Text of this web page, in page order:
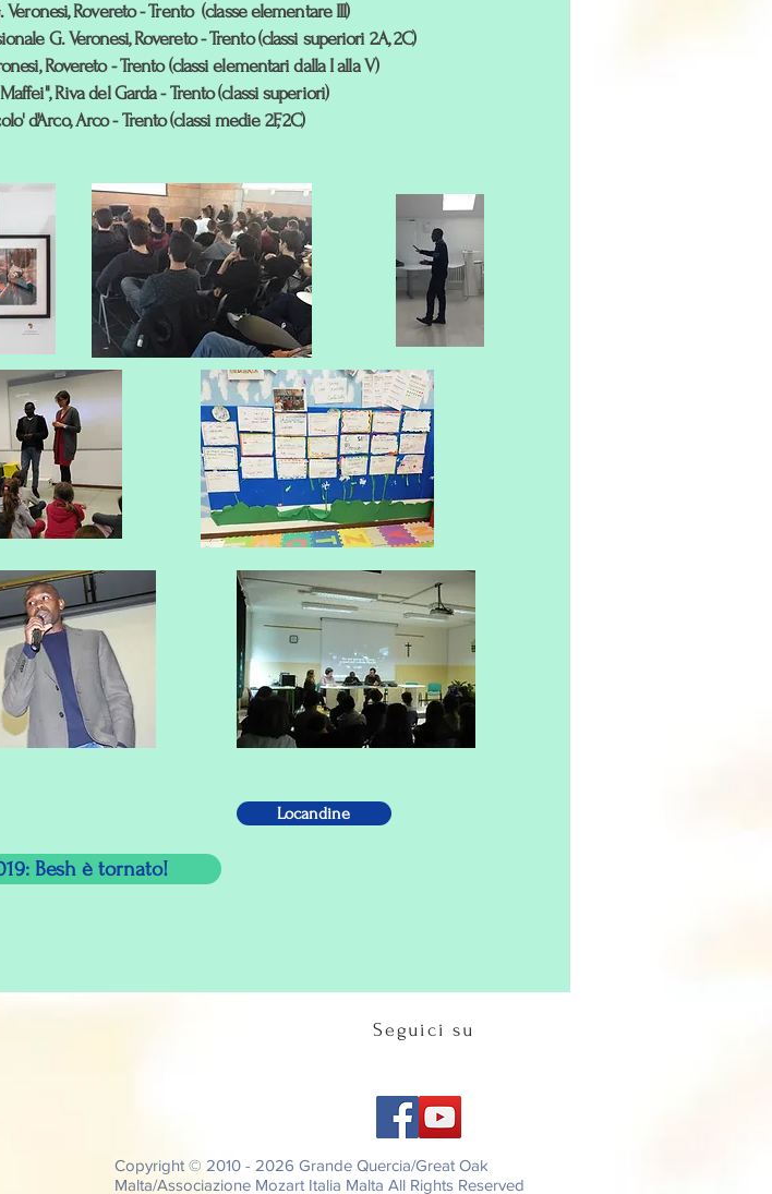
Veronesi, Rovereto - Trento (classe elementare III)
G. Veronesi, Rovereto - Trento (classi superiori 2A, 2C)
Rovereto - Trento (classi elementari dalla I alla V)
Riva del Garda - Trento (classi superiori)
d'Arco, Arco - Trento (classi medie 2F, 2C)
Locandine
Besh è tornato!
Seguici su
(TN) - ITALY
Copyright © 2010 - 2026 Grande Quercia/Great Oak
Malta/Associazione Mozart Italia Malta All Rights Reserved